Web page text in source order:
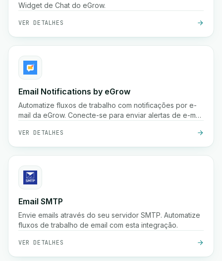
Widget de Chat do eGrow.
VER DETALHES
Email Notifications by eGrow
Automatize fluxos de trabalho com notificações por e-
mail da eGrow. Conecte-se para enviar alertas de e-mail
VER DETALHES
Email SMTP
Envie emails através do seu servidor SMTP. Automatize
fluxos de trabalho de email com esta integração.
VER DETALHES